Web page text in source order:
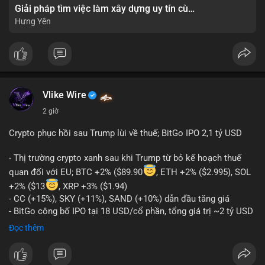
Giải pháp tìm việc làm xây dựng uy tín cùng mức lương thưởng hấp dẫn ?️
Hưng Yên
Vlike Wire
2 giờ
Crypto phục hồi sau Trump lùi về thuế; BitGo IPO 2,1 tỷ USD
- Thị trường crypto xanh sau khi Trump từ bỏ kế hoạch thuế
quan đối với EU; BTC +2% ($89.90
, ETH +2% ($2.995), SOL
+2% ($13
, XRP +3% ($1.94)
- CC (+15%), SKY (+11%), SAND (+10%) dẫn đầu tăng giá
- BitGo công bố IPO tại 18 USD/cổ phần, tổng giá trị ~2 tỷ USD
- Vitalik Buterin đề xuất DVT staking bản địa để tăng cường
bảo mật và phi tập trung Ethereum
- Hong Kong phát hành giấy phép stablecoin mới với yêu cầu
tuân thủ nghiêm ngặt
Đọc thêm